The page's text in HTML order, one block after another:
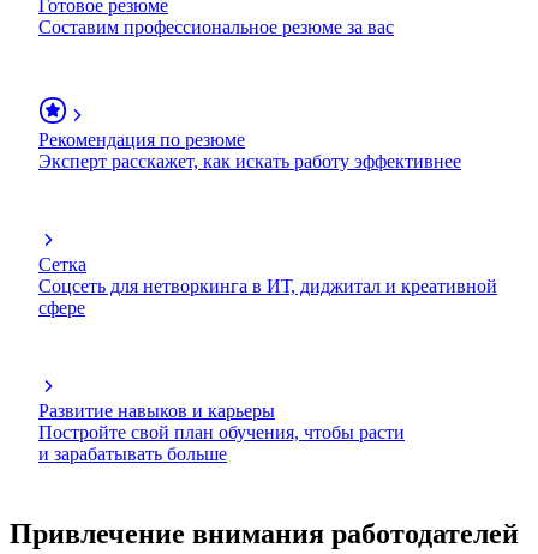
Готовое резюме
Составим профессиональное резюме за вас
Рекомендация по резюме
Эксперт расскажет, как искать работу эффективнее
Сетка
Соцсеть для нетворкинга в ИТ, диджитал и креативной
сфере
Развитие навыков и карьеры
Постройте свой план обучения, чтобы расти
и зарабатывать больше
Привлечение внимания работодателей